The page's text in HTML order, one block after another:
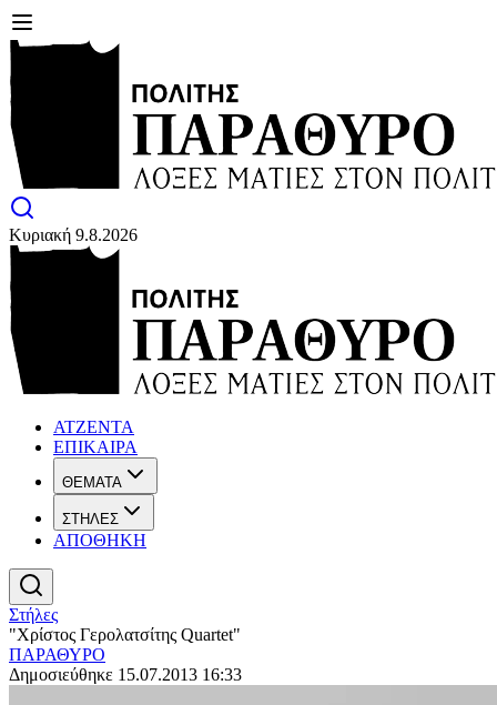
Κυριακή 9.8.2026
ΑΤΖΕΝΤΑ
ΕΠΙΚΑΙΡΑ
ΘΕΜΑΤΑ
ΣΤΗΛΕΣ
ΑΠΟΘΗΚΗ
Στήλες
"Χρίστος Γερολατσίτης Quartet"
ΠΑΡΑΘΥΡΟ
Δημοσιεύθηκε 15.07.2013 16:33